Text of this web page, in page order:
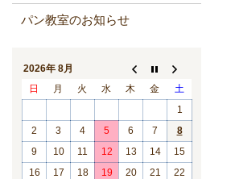
パン教室のお知らせ
2026年 8月
日
月 火 水 木 金
土
1
2
3 4 5 6 7
8
9
10 11 12 13 14
15
16
17 18 19 20 21
22